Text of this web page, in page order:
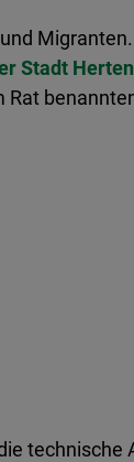
Stadt Herten
technische